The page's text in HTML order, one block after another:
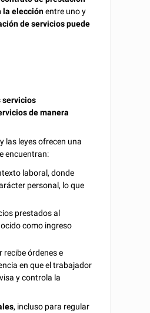
la elecciónentre uno y
de servicios puede
servicios
de manera
las leyes ofrecen una
encuentran:
laboral, donde
personal, lo que
prestados al
como ingreso
órdenes e
en que el trabajador
y controla la
, incluso para regular